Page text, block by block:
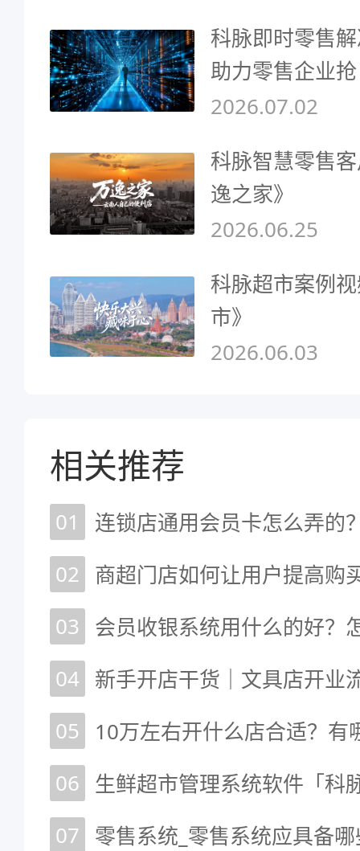
科脉即时零售
助力零售企业
2026.07.02
科脉智慧零售
逸之家》
2026.06.25
科脉超市案例
市》
2026.06.03
相关推荐
01
02 商超门店如何让用户提高购
03
04
05
10万左右开什么店合适？有
06
07 零售系统_零售系统应具备